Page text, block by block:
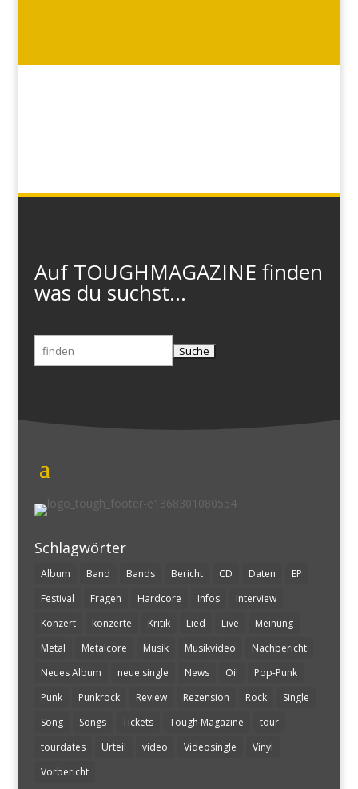
Auf TOUGHMAGAZINE finden
was du suchst...
Suchen
nach:
Schlagwörter
Album Band Bands Bericht CD Daten
EP
Festival
Fragen Hardcore Infos
Interview
Konzert
konzerte Kritik Lied Live
Meinung
Metal
Metalcore Musik Musikvideo
Nachbericht
Neues Album
neue single News Oi!
Pop-Punk
Punk
Punkrock Review Rezension Rock
Single
Song
Songs Tickets Tough Magazine
tour
tourdates
Urteil video Videosingle
Vinyl
Vorbericht